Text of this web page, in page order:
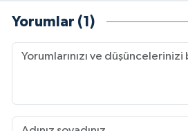
Yorumlar (1)